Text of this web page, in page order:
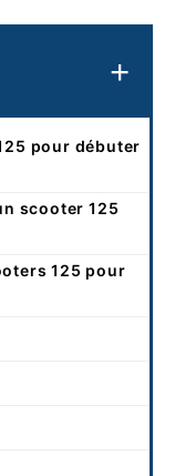
pour débuter
scooter 125
125 pour